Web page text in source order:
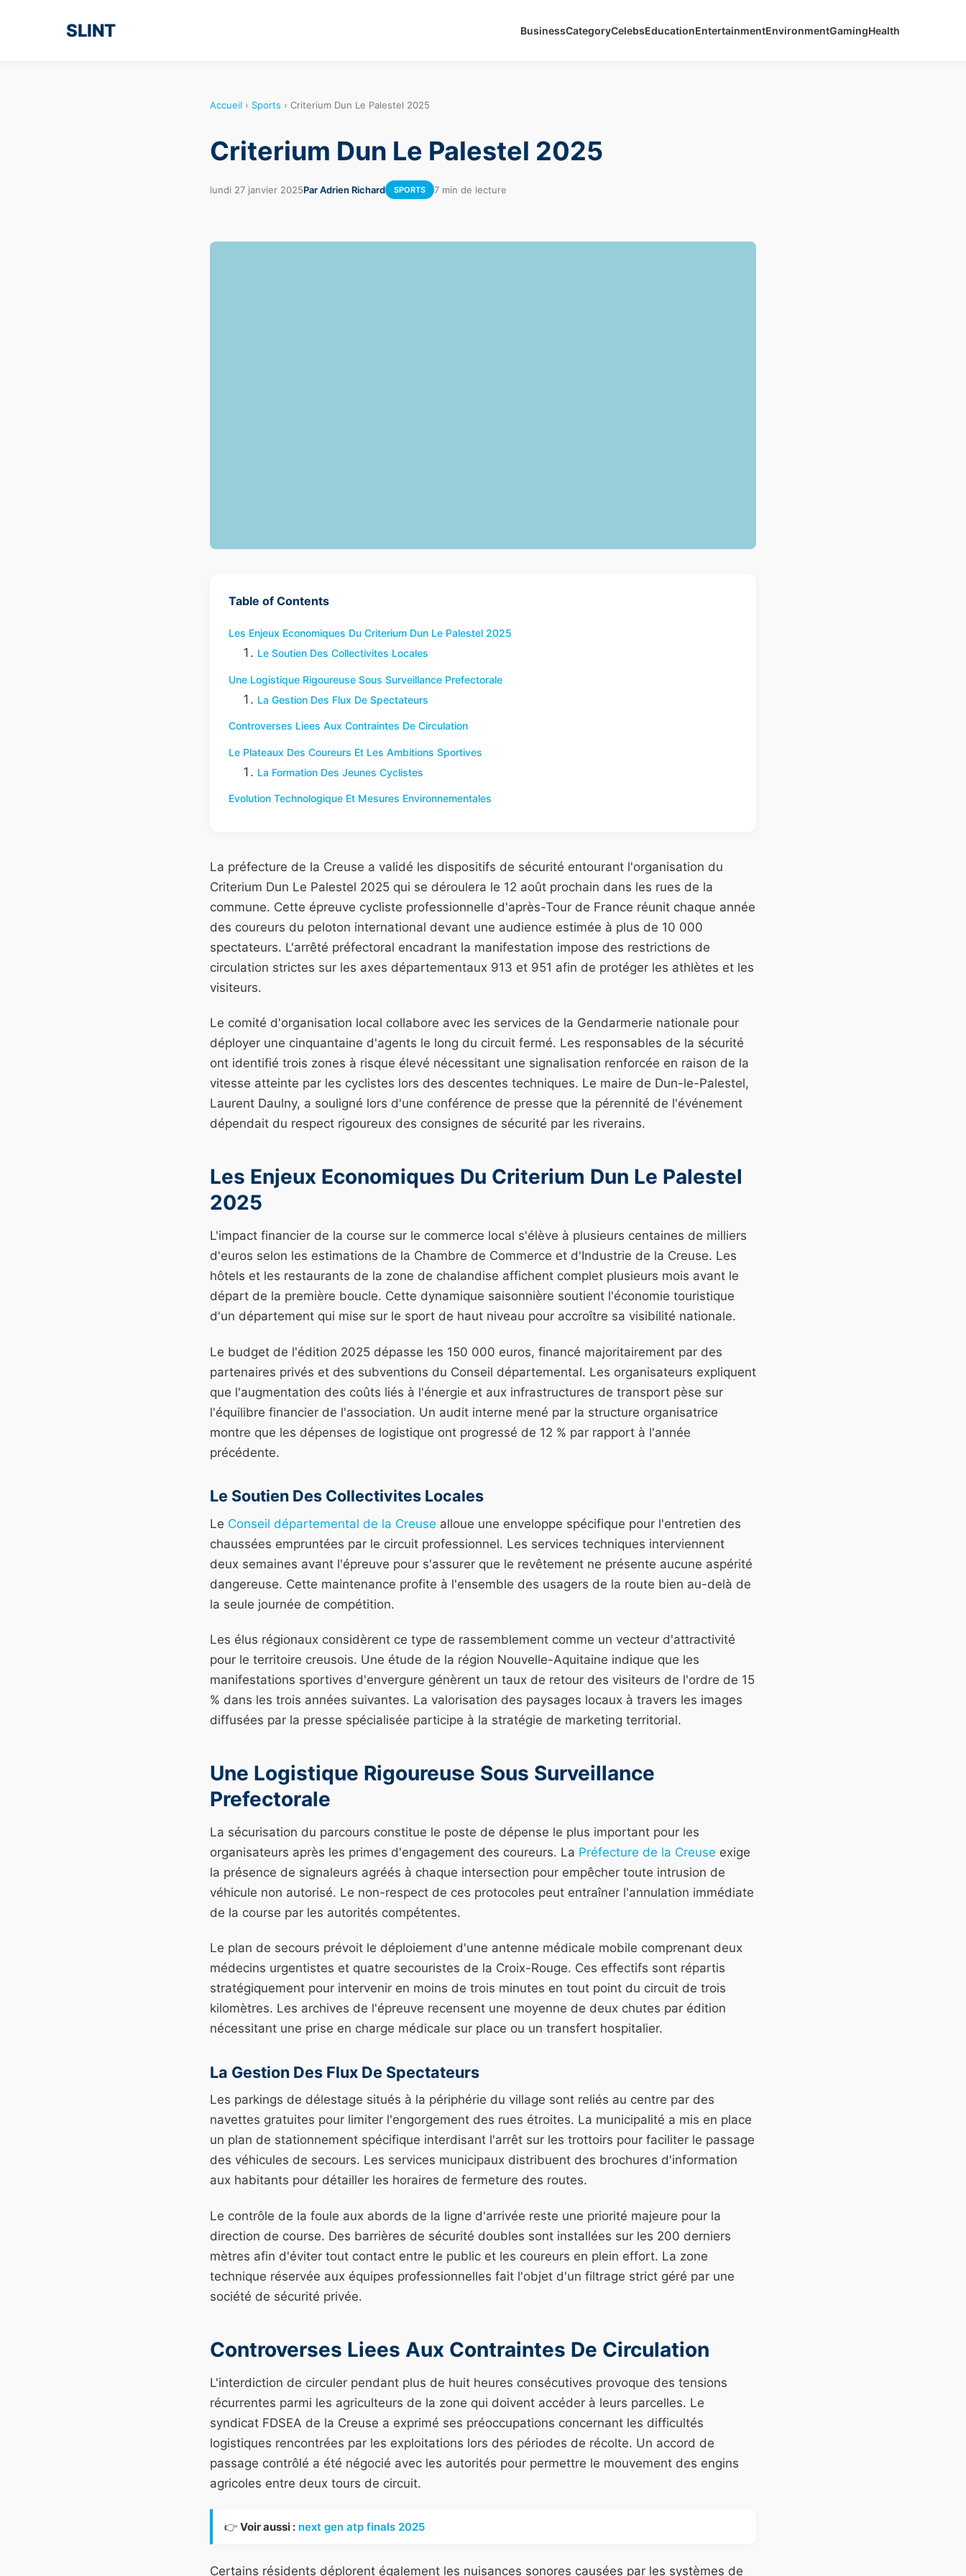
SLINT BusinessCategoryCelebsEducationEntertainmentEnvironmentGamingHealth
Accueil › Sports › Criterium Dun Le Palestel 2025
Criterium Dun Le Palestel 2025
lundi 27 janvier 2025Par Adrien Richard SPORTS 7 min de lecture
Table of Contents
Les Enjeux Economiques Du Criterium Dun Le Palestel 2025
Le Soutien Des Collectivites Locales
Une Logistique Rigoureuse Sous Surveillance Prefectorale
La Gestion Des Flux De Spectateurs
Controverses Liees Aux Contraintes De Circulation
Le Plateaux Des Coureurs Et Les Ambitions Sportives
La Formation Des Jeunes Cyclistes
Evolution Technologique Et Mesures Environnementales
La préfecture de la Creuse a validé les dispositifs de sécurité entourant l'organisation du
Criterium Dun Le Palestel 2025 qui se déroulera le 12 août prochain dans les rues de la
commune. Cette épreuve cycliste professionnelle d'après-Tour de France réunit chaque année
des coureurs du peloton international devant une audience estimée à plus de 10 000
spectateurs. L'arrêté préfectoral encadrant la manifestation impose des restrictions de
circulation strictes sur les axes départementaux 913 et 951 afin de protéger les athlètes et les
visiteurs.
Le comité d'organisation local collabore avec les services de la Gendarmerie nationale pour
déployer une cinquantaine d'agents le long du circuit fermé. Les responsables de la sécurité
ont identifié trois zones à risque élevé nécessitant une signalisation renforcée en raison de la
vitesse atteinte par les cyclistes lors des descentes techniques. Le maire de Dun-le-Palestel,
Laurent Daulny, a souligné lors d'une conférence de presse que la pérennité de l'événement
dépendait du respect rigoureux des consignes de sécurité par les riverains.
Les Enjeux Economiques Du Criterium Dun Le Palestel
2025
L'impact financier de la course sur le commerce local s'élève à plusieurs centaines de milliers
d'euros selon les estimations de la Chambre de Commerce et d'Industrie de la Creuse. Les
hôtels et les restaurants de la zone de chalandise affichent complet plusieurs mois avant le
départ de la première boucle. Cette dynamique saisonnière soutient l'économie touristique
d'un département qui mise sur le sport de haut niveau pour accroître sa visibilité nationale.
Le budget de l'édition 2025 dépasse les 150 000 euros, financé majoritairement par des
partenaires privés et des subventions du Conseil départemental. Les organisateurs expliquent
que l'augmentation des coûts liés à l'énergie et aux infrastructures de transport pèse sur
l'équilibre financier de l'association. Un audit interne mené par la structure organisatrice
montre que les dépenses de logistique ont progressé de 12 % par rapport à l'année
précédente.
Le Soutien Des Collectivites Locales
Le Conseil départemental de la Creuse alloue une enveloppe spécifique pour l'entretien des
chaussées empruntées par le circuit professionnel. Les services techniques interviennent
deux semaines avant l'épreuve pour s'assurer que le revêtement ne présente aucune aspérité
dangereuse. Cette maintenance profite à l'ensemble des usagers de la route bien au-delà de
la seule journée de compétition.
Les élus régionaux considèrent ce type de rassemblement comme un vecteur d'attractivité
pour le territoire creusois. Une étude de la région Nouvelle-Aquitaine indique que les
manifestations sportives d'envergure génèrent un taux de retour des visiteurs de l'ordre de 15
% dans les trois années suivantes. La valorisation des paysages locaux à travers les images
diffusées par la presse spécialisée participe à la stratégie de marketing territorial.
Une Logistique Rigoureuse Sous Surveillance
Prefectorale
La sécurisation du parcours constitue le poste de dépense le plus important pour les
organisateurs après les primes d'engagement des coureurs. La Préfecture de la Creuse exige
la présence de signaleurs agréés à chaque intersection pour empêcher toute intrusion de
véhicule non autorisé. Le non-respect de ces protocoles peut entraîner l'annulation immédiate
de la course par les autorités compétentes.
Le plan de secours prévoit le déploiement d'une antenne médicale mobile comprenant deux
médecins urgentistes et quatre secouristes de la Croix-Rouge. Ces effectifs sont répartis
stratégiquement pour intervenir en moins de trois minutes en tout point du circuit de trois
kilomètres. Les archives de l'épreuve recensent une moyenne de deux chutes par édition
nécessitant une prise en charge médicale sur place ou un transfert hospitalier.
La Gestion Des Flux De Spectateurs
Les parkings de délestage situés à la périphérie du village sont reliés au centre par des
navettes gratuites pour limiter l'engorgement des rues étroites. La municipalité a mis en place
un plan de stationnement spécifique interdisant l'arrêt sur les trottoirs pour faciliter le passage
des véhicules de secours. Les services municipaux distribuent des brochures d'information
aux habitants pour détailler les horaires de fermeture des routes.
Le contrôle de la foule aux abords de la ligne d'arrivée reste une priorité majeure pour la
direction de course. Des barrières de sécurité doubles sont installées sur les 200 derniers
mètres afin d'éviter tout contact entre le public et les coureurs en plein effort. La zone
technique réservée aux équipes professionnelles fait l'objet d'un filtrage strict géré par une
société de sécurité privée.
Controverses Liees Aux Contraintes De Circulation
L'interdiction de circuler pendant plus de huit heures consécutives provoque des tensions
récurrentes parmi les agriculteurs de la zone qui doivent accéder à leurs parcelles. Le
syndicat FDSEA de la Creuse a exprimé ses préoccupations concernant les difficultés
logistiques rencontrées par les exploitations lors des périodes de récolte. Un accord de
passage contrôlé a été négocié avec les autorités pour permettre le mouvement des engins
agricoles entre deux tours de circuit.
👉 Voir aussi : next gen atp finals 2025
Certains résidents déplorent également les nuisances sonores causées par les systèmes de